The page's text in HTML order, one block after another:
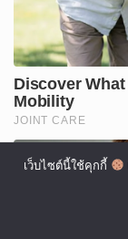
เว็บไซต์นี้ใช้คุกกี้